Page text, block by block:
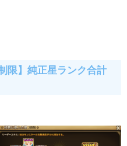
限】純正星ランク合計